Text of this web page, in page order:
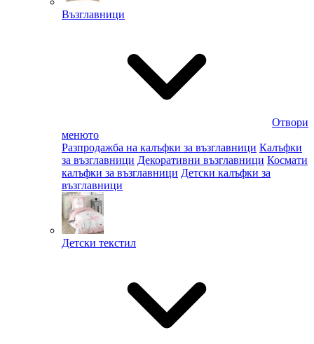
Възглавници
Отвори
менюто
Разпродажба на калъфки за възглавници Калъфки
за възглавници Декоративни възглавници Космати
калъфки за възглавници Детски калъфки за
възглавници
Детски текстил